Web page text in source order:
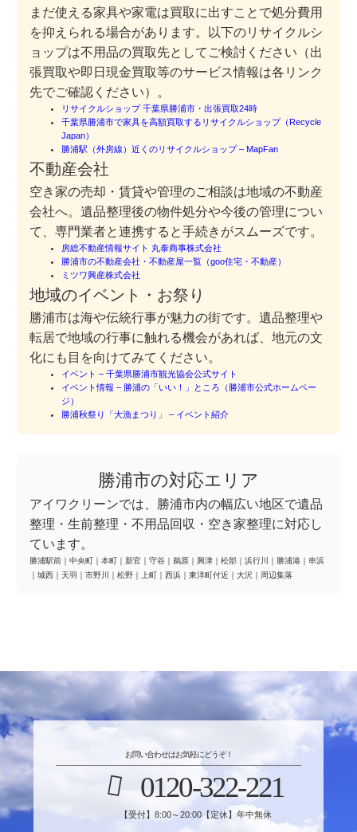
まだ使える家具や家電は買取に出すことで処分費用
を抑えられる場合があります。以下のリサイクルシ
ョップは不用品の買取先としてご検討ください（出
張買取や即日現金買取等のサービス情報は各リンク
先でご確認ください）。
リサイクルショップ 千葉県勝浦市・出張買取24時
千葉県勝浦市で家具を高額買取するリサイクルショップ（Recycle
Japan）
勝浦駅（外房線）近くのリサイクルショップ – MapFan
不動産会社
空き家の売却・賃貸や管理のご相談は地域の不動産
会社へ。遺品整理後の物件処分や今後の管理につい
て、専門業者と連携すると手続きがスムーズです。
房総不動産情報サイト 丸泰商事株式会社
勝浦市の不動産会社・不動産屋一覧（goo住宅・不動産）
ミツワ興産株式会社
地域のイベント・お祭り
勝浦市は海や伝統行事が魅力の街です。遺品整理や
転居で地域の行事に触れる機会があれば、地元の文
化にも目を向けてみてください。
イベント – 千葉県勝浦市観光協会公式サイト
イベント情報 – 勝浦の「いい！」ところ（勝浦市公式ホームペー
ジ）
勝浦秋祭り「大漁まつり」 – イベント紹介
勝浦市の対応エリア
アイワクリーンでは、勝浦市内の幅広い地区で遺品
整理・生前整理・不用品回収・空き家整理に対応し
ています。
勝浦駅前 ｜ 中央町 ｜ 本町 ｜ 新官 ｜ 守谷 ｜ 鵜原 ｜ 興津 ｜ 松部 ｜ 浜行川 ｜ 勝浦港 ｜ 串浜
｜ 城西 ｜ 天羽 ｜ 市野川 ｜ 松野 ｜ 上町 ｜ 西浜 ｜ 東洋町付近 ｜ 大沢 ｜ 周辺集落
お問い合わせはお気軽にどうぞ！
0120-322-221
【受付】8:00～20:00【定休】年中無休